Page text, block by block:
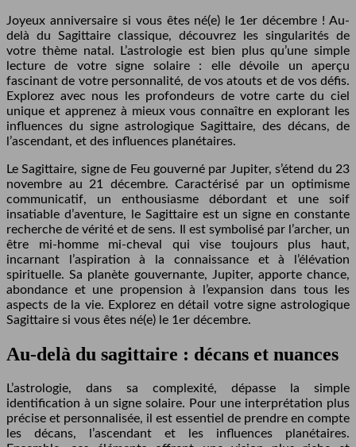
Joyeux anniversaire si vous êtes né(e) le 1er décembre ! Au-
delà du Sagittaire classique, découvrez les singularités de
votre thème natal. L’astrologie est bien plus qu’une simple
lecture de votre signe solaire : elle dévoile un aperçu
fascinant de votre personnalité, de vos atouts et de vos défis.
Explorez avec nous les profondeurs de votre carte du ciel
unique et apprenez à mieux vous connaître en explorant les
influences du signe astrologique Sagittaire, des décans, de
l’ascendant, et des influences planétaires.
Le Sagittaire, signe de Feu gouverné par Jupiter, s’étend du 23
novembre au 21 décembre. Caractérisé par un optimisme
communicatif, un enthousiasme débordant et une soif
insatiable d’aventure, le Sagittaire est un signe en constante
recherche de vérité et de sens. Il est symbolisé par l’archer, un
être mi-homme mi-cheval qui vise toujours plus haut,
incarnant l’aspiration à la connaissance et à l’élévation
spirituelle. Sa planète gouvernante, Jupiter, apporte chance,
abondance et une propension à l’expansion dans tous les
aspects de la vie. Explorez en détail votre signe astrologique
Sagittaire si vous êtes né(e) le 1er décembre.
Au-delà du sagittaire : décans et nuances
L’astrologie, dans sa complexité, dépasse la simple
identification à un signe solaire. Pour une interprétation plus
précise et personnalisée, il est essentiel de prendre en compte
les décans, l’ascendant et les influences planétaires.